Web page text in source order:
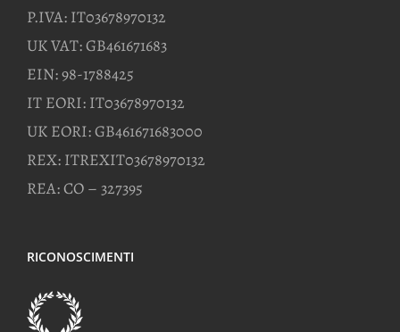
P.IVA: IT03678970132
UK VAT: GB461671683
EIN: 98-1788425
IT EORI: IT03678970132
UK EORI: GB461671683000
REX: ITREXIT03678970132
REA: CO – 327395
RICONOSCIMENTI